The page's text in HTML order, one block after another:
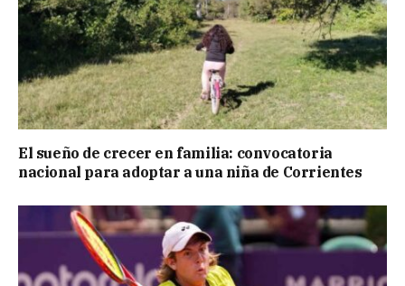
El sueño de crecer en familia: convocatoria
nacional para adoptar a una niña de Corrientes